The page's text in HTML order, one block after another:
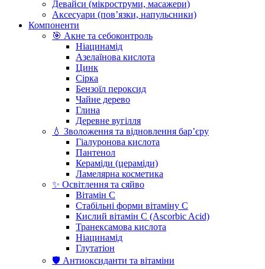
Девайси (мікроструми, масажери)
Аксесуари (повʼязки, напульсники)
Компоненти
🎯 Акне та себоконтроль
Ніацинамід
Азелаїнова кислота
Цинк
Сірка
Бензоїл пероксид
Чайне дерево
Глина
Деревне вугілля
💧 Зволоження та відновлення бар’єру
Гіалуронова кислота
Пантенол
Кераміди (цераміди)
Ламелярна косметика
✨ Освітлення та сяйво
Вітамін С
Стабільні форми вітаміну С
Кислий вітамін С (Ascorbic Acid)
Транексамова кислота
Ніацинамід
Глутатіон
🛡️ Антиоксиданти та вітаміни